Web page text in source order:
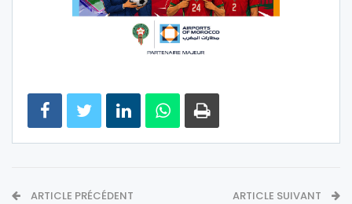
ARTICLE PRÉCÉDENT ARTICLE SUIVANT